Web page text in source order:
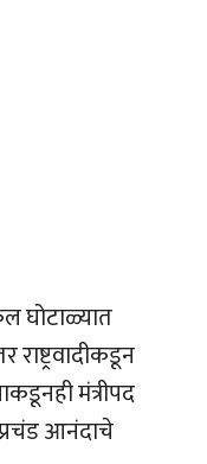
घोटाळ्यात
मंत्रीपद
आनंदाचे